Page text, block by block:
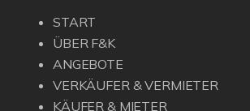
START
ÜBER F&K
ANGEBOTE
VERKÄUFER & VERMIETER
KÄUFER & MIETER